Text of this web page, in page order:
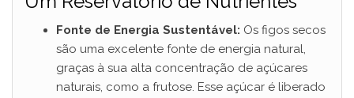
Fonte de Energia Sustentável: Os figos secos
são uma excelente fonte de energia natural,
graças à sua alta concentração de açúcares
naturais, como a frutose. Esse açúcar é liberado